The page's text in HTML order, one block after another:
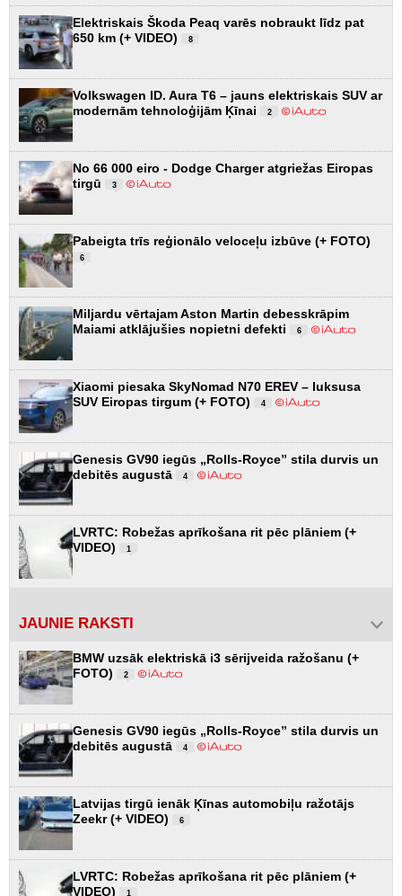
Elektriskais Škoda Peaq varēs nobraukt līdz pat
650 km (+ VIDEO)
8
Volkswagen ID. Aura T6 – jauns elektriskais SUV ar
modernām tehnoloģijām Ķīnai
2
No 66 000 eiro - Dodge Charger atgriežas Eiropas
tirgū
3
Pabeigta trīs reģionālo veloceļu izbūve (+ FOTO)
6
Miljardu vērtajam Aston Martin debesskrāpim
Maiami atklājušies nopietni defekti
6
Xiaomi piesaka SkyNomad N70 EREV – luksusa
SUV Eiropas tirgum (+ FOTO)
4
Genesis GV90 iegūs „Rolls-Royce” stila durvis un
debitēs augustā
4
LVRTC: Robežas aprīkošana rit pēc plāniem (+
VIDEO)
1
JAUNIE RAKSTI
BMW uzsāk elektriskā i3 sērijveida ražošanu (+
FOTO)
2
Genesis GV90 iegūs „Rolls-Royce” stila durvis un
debitēs augustā
4
Latvijas tirgū ienāk Ķīnas automobiļu ražotājs
Zeekr (+ VIDEO)
6
LVRTC: Robežas aprīkošana rit pēc plāniem (+
VIDEO)
1